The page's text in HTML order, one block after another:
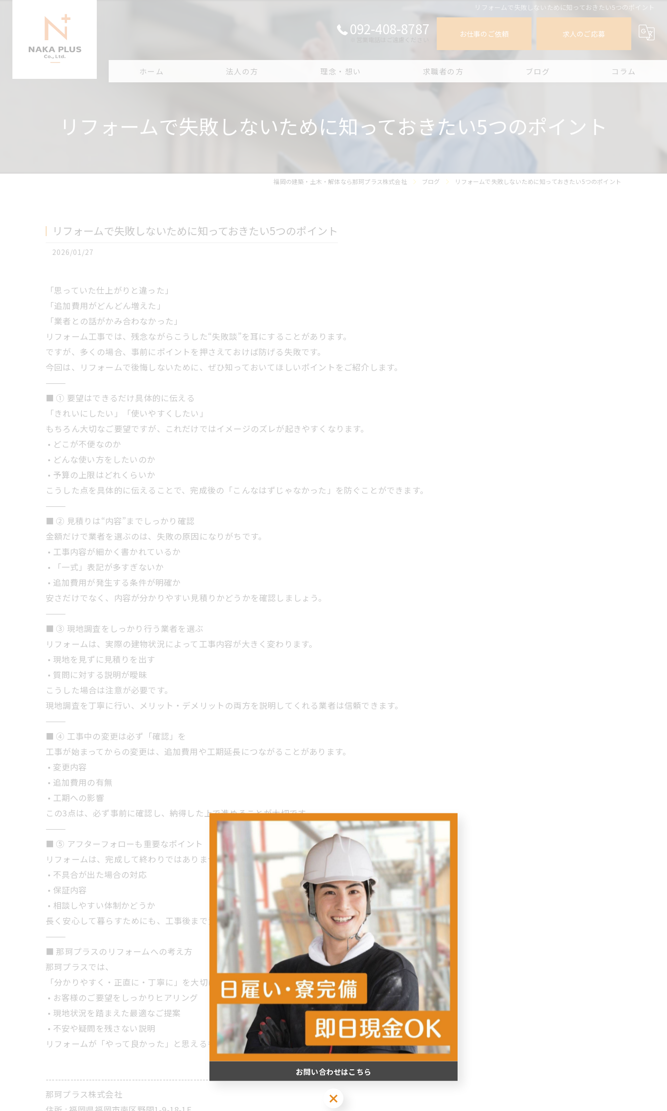
リフォームで失敗しないために知っておきたい5つのポイント
092-408-8787 お仕事のご依頼 求人のご応募
ホーム 法人の方
施工実績
理念・想い 求職者の方
1日の流れ
ブログ コラム
リフォームで失敗しないために知っておきたい5つのポイント
福岡の建築・土木・解体なら那珂プラス株式会社 ブログ リフォームで失敗しないために知っておきたい5つのポイント
リフォームで失敗しないために知っておきたい5つのポイント
2026/01/27
「思っていた仕上がりと違った」
「追加費用がどんどん増えた」
「業者との話がかみ合わなかった」
リフォーム工事では、残念ながらこうした“失敗談”を耳にすることがあります。
ですが、多くの場合、事前にポイントを押さえておけば防げる失敗です。
今回は、リフォームで後悔しないために、ぜひ知っておいてほしいポイントをご紹介します。
⸻
■ ① 要望はできるだけ具体的に伝える
「きれいにしたい」「使いやすくしたい」
もちろん大切なご要望ですが、これだけではイメージのズレが起きやすくなります。
• どこが不便なのか
• どんな使い方をしたいのか
• 予算の上限はどれくらいか
こうした点を具体的に伝えることで、完成後の「こんなはずじゃなかった」を防ぐことができます。
⸻
■ ② 見積りは“内容”までしっかり確認
金額だけで業者を選ぶのは、失敗の原因になりがちです。
• 工事内容が細かく書かれているか
• 「一式」表記が多すぎないか
• 追加費用が発生する条件が明確か
安さだけでなく、内容が分かりやすい見積りかどうかを確認しましょう。
⸻
■ ③ 現地調査をしっかり行う業者を選ぶ
リフォームは、実際の建物状況によって工事内容が大きく変わります。
• 現地を見ずに見積りを出す
• 質問に対する説明が曖昧
こうした場合は注意が必要です。
現地調査を丁寧に行い、メリット・デメリットの両方を説明してくれる業者は信頼できます。
⸻
■ ④ 工事中の変更は必ず「確認」を
工事が始まってからの変更は、追加費用や工期延長につながることがあります。
• 変更内容
• 追加費用の有無
• 工期への影響
この3点は、必ず事前に確認し、納得した上で進めることが大切です。
⸻
■ ⑤ アフターフォローも重要なポイント
リフォームは、完成して終わりではありません。
• 不具合が出た場合の対応
• 保証内容
• 相談しやすい体制かどうか
長く安心して暮らすためにも、工事後まで責任を持って対応してくれる業者を選びましょう。
⸻
■ 那珂プラスのリフォームへの考え方
那珂プラスでは、
「分かりやすく・正直に・丁寧に」を大切にしています。
• お客様のご要望をしっかりヒアリング
• 現地状況を踏まえた最適なご提案
• 不安や疑問を残さない説明
リフォームが「やって良かった」と思えるものになるよう、全力でサポートいたします。
----------------------------------------------------------------------
那珂プラス株式会社
お問い合わせはこちら
お問い合わせはこちら